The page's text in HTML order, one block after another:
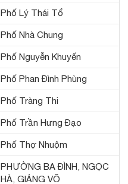
Phố Lý Thái Tổ
Phố Nhà Chung
Phố Nguyễn Khuyến
Phố Phan Đình Phùng
Phố Tràng Thi
Phố Trần Hưng Đạo
Phố Thợ Nhuộm
PHƯỜNG BA ĐÌNH, NGỌC
HÀ, GIẢNG VÕ